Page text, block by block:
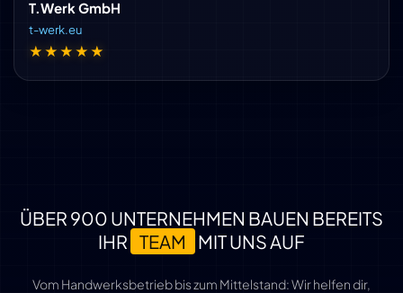
T.Werk GmbH
t-werk.eu
★★★★★
ÜBER 900 UNTERNEHMEN BAUEN BEREITS
IHR TEAM MIT UNS AUF
Vom Handwerksbetrieb bis zum Mittelstand: Wir helfen dir,